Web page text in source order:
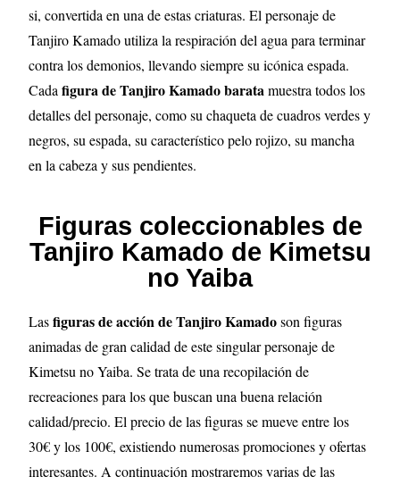
si, convertida en una de estas criaturas. El personaje de
Tanjiro Kamado utiliza la respiración del agua para terminar
contra los demonios, llevando siempre su icónica espada.
Cadafigura de Tanjiro Kamado baratamuestra todos los
detalles del personaje, como su chaqueta de cuadros verdes y
negros, su espada, su característico pelo rojizo, su mancha
en la cabeza y sus pendientes.
Figuras coleccionables de
Tanjiro Kamado de Kimetsu
no Yaiba
Lasfiguras de acción de Tanjiro Kamadoson figuras
animadas de gran calidad de este singular personaje de
Kimetsu no Yaiba. Se trata de una recopilación de
recreaciones para los que buscan una buena relación
calidad/precio. El precio de las figuras se mueve entre los
30€ y los 100€, existiendo numerosas promociones y ofertas
interesantes. A continuación mostraremos varias de las